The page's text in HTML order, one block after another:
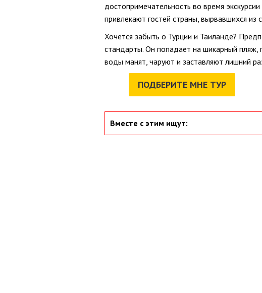
достопримечательность во время
привлекают гостей страны, вырвавшихся из
Хочется забыть о Турции и Таиланде?
стандарты. Он попадает на шикарный пляж,
воды манят, чаруют и заставляют лишний
ПОДБЕРИТЕ МНЕ ТУР
Вместе с этим ищут: